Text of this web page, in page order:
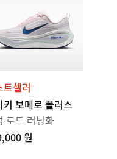
트셀러
키 보메로 플러스
로드 러닝화
원